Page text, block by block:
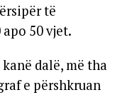
të
50 vjet.
dalë, më tha
e përshkruan